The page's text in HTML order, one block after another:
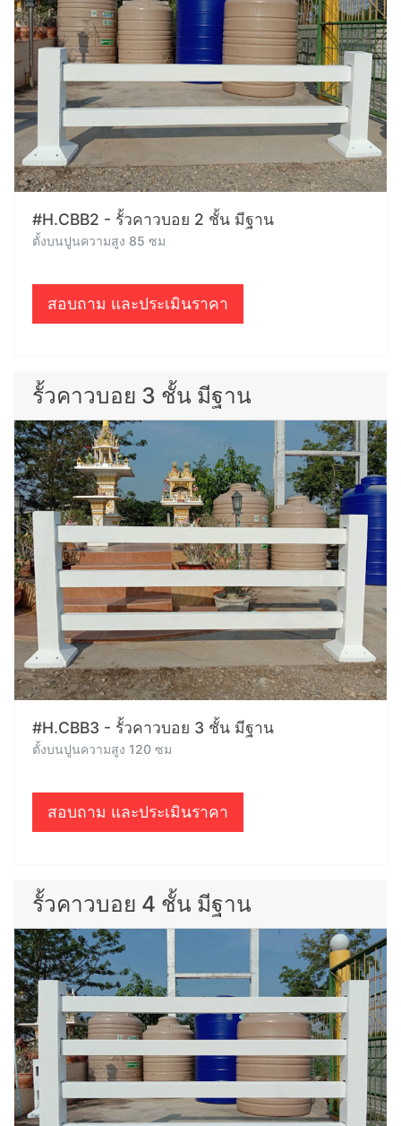
#H.CBB2 - รั้วคาวบอย 2 ชั้น มีฐาน
ตั้งบนปูนความสูง 85 ซม
สอบถาม และประเมินราคา
รั้วคาวบอย 3 ชั้น มีฐาน
#H.CBB3 - รั้วคาวบอย 3 ชั้น มีฐาน
ตั้งบนปูนความสูง 120 ซม
สอบถาม และประเมินราคา
รั้วคาวบอย 4 ชั้น มีฐาน